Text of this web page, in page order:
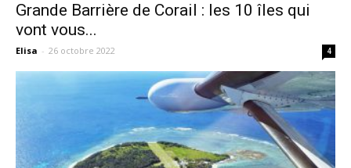
Grande Barrière de Corail : les 10 îles qui
vont vous...
Elisa - 26 octobre 2022 4